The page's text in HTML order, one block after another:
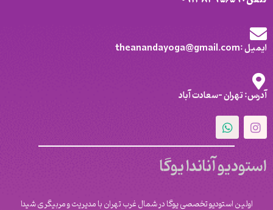
ایمیل :theanandayoga@gmail.com
آدرس: تهران -سعادت آباد
استودیو آناندا یوگا
اولین استودیو تخصصی یوگا در شمال غرب تهران با مدیریت و مربیگری شیدا